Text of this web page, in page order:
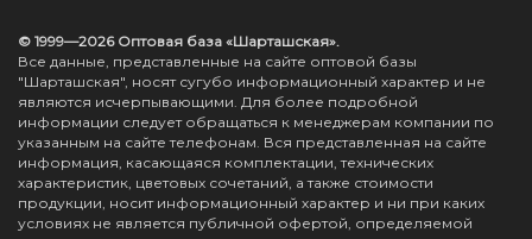
© 1999—2026 Оптовая база «Шарташская».
Все данные, представленные на сайте оптовой базы
"Шарташская", носят сугубо информационный характер и не
являются исчерпывающими. Для более подробной
информации следует обращаться к менеджерам компании по
указанным на сайте телефонам. Вся представленная на сайте
информация, касающаяся комплектации, технических
характеристик, цветовых сочетаний, а также стоимости
продукции, носит информационный характер и ни при каких
условиях не является публичной офертой, определяемой